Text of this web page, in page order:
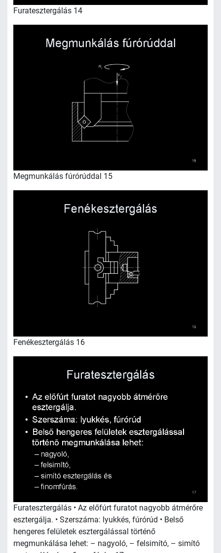
Furatesztergálás 14
Megmunkálás fúrórúddal 15
Fenékesztergálás 16
Furatesztergálás • Az előfúrt furatot nagyobb átmérőre
esztergálja. • Szerszáma: lyukkés, fúrórúd • Belső
hengeres felületek esztergálással történő
megmunkálása lehet: – nagyoló, – felsimító, – simító